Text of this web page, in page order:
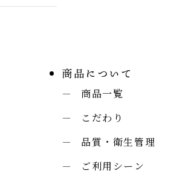
商品について
商品一覧
こだわり
品質・衛生管理
ご利用シーン